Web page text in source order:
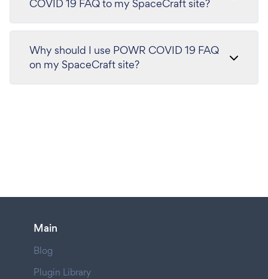
COVID 19 FAQ to my SpaceCraft site?
Why should I use POWR COVID 19 FAQ
on my SpaceCraft site?
Main
Blog
Plugin Library